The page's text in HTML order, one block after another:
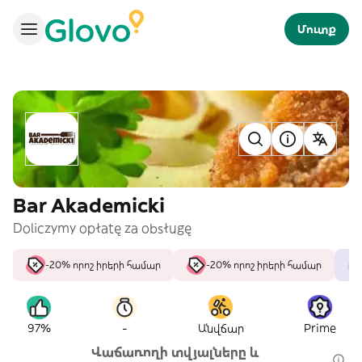
Մուտք
Bar Akademicki
Doliczymy opłatę za obsługę
-20% որոշ իրերի համար -20% որոշ իրերի համար
97% - Անվճար Prime
Վաճառողի տվյալները և